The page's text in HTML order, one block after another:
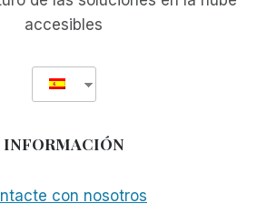
accesibles
INFORMACIÓN
con nosotros